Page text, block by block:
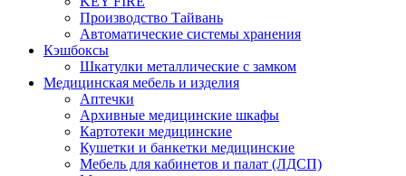
Производство Тайвань
Автоматические системы хранения
Кэшбоксы
Шкатулки металлические с замком
Медицинская мебель и изделия
Аптечки
Архивные медицинские шкафы
Картотеки медицинские
Кушетки и банкетки медицинские
Мебель для кабинетов и палат (ЛДСП)